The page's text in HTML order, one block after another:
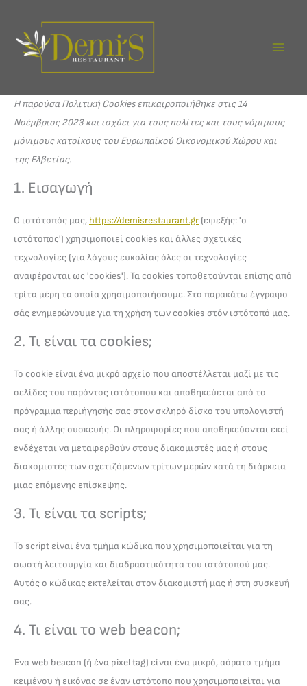
περιεχόμενο
Η παρούσα Πολιτική Cookies επικαιροποιήθηκε στις 14
Νοέμβριος 2023 και ισχύει για τους πολίτες και τους νόμιμους
μόνιμους κατοίκους του Ευρωπαϊκού Οικονομικού Χώρου και
της Ελβετίας.
1. Εισαγωγή
Ο ιστότοπός μας, https://demisrestaurant.gr (εφεξής: 'ο
ιστότοπος') χρησιμοποιεί cookies και άλλες σχετικές
τεχνολογίες (για λόγους ευκολίας όλες οι τεχνολογίες
αναφέρονται ως 'cookies'). Τα cookies τοποθετούνται επίσης από
τρίτα μέρη τα οποία χρησιμοποιήσουμε. Στο παρακάτω έγγραφο
σάς ενημερώνουμε για τη χρήση των cookies στόν ιστότοπό μας.
2. Τι είναι τα cookies;
Το cookie είναι ένα μικρό αρχείο που αποστέλλεται μαζί με τις
σελίδες του παρόντος ιστότοπου και αποθηκεύεται από το
πρόγραμμα περιήγησής σας στον σκληρό δίσκο του υπολογιστή
σας ή άλλης συσκευής. Οι πληροφορίες που αποθηκεύονται εκεί
ενδέχεται να μεταφερθούν στους διακομιστές μας ή στους
διακομιστές των σχετιζόμενων τρίτων μερών κατά τη διάρκεια
μιας επόμενης επίσκεψης.
3. Τι είναι τα scripts;
Το script είναι ένα τμήμα κώδικα που χρησιμοποιείται για τη
σωστή λειτουργία και διαδραστικότητα του ιστότοπού μας.
Αυτός ο κώδικας εκτελείται στον διακομιστή μας ή στη συσκευή
σας.
4. Τι είναι το web beacon;
Ένα web beacon (ή ένα pixel tag) είναι ένα μικρό, αόρατο τμήμα
κειμένου ή εικόνας σε έναν ιστότοπο που χρησιμοποιείται για
to
service
to
service
to
service
to
service
to
service
to
service
to
service
to
service
to
service
to
service
to
service